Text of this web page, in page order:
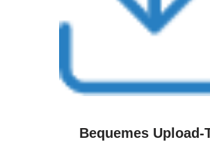
Bequemes Upload-